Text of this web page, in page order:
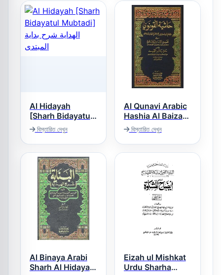
Al Hidayah
[Sharh Bidayatul
Mubtadi] الهداية
شرح بداية المبتدى
বিস্তারিত দেখুন
Al Qunavi Arabic
Hashia Al Baizawi
حاشية القونوی عربی
حاشیہ تفسیر
البیضاوی
বিস্তারিত দেখুন
Al Binaya Arabi
Sharh Al Hidaya
Eizah ul Mishkat
Urdu Sharha